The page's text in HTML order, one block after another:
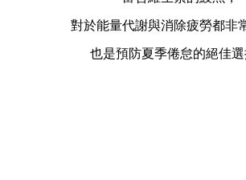
對於能量代謝與消除疲勞都非
也是預防夏季倦怠的絕佳選